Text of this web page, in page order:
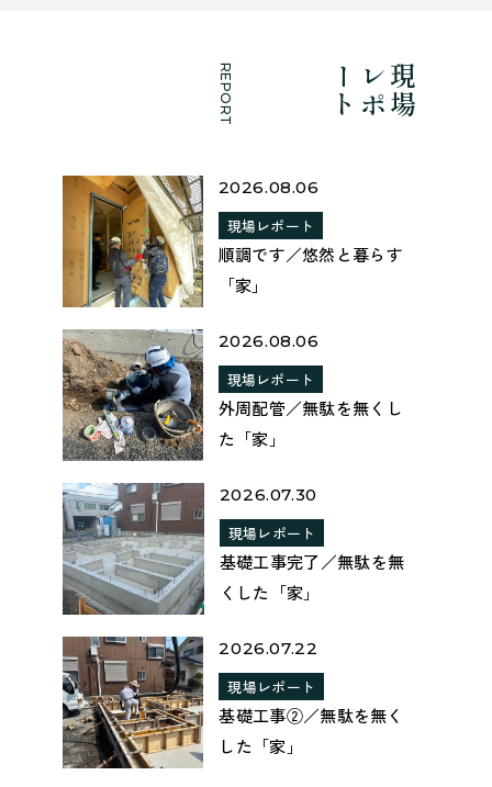
REPORT 現
場
レ
ポ
ー
ト
2026.08.06
現場レポート
順調です／悠然と暮らす
「家」
2026.08.06
現場レポート
外周配管／無駄を無くし
た「家」
2026.07.30
現場レポート
基礎工事完了／無駄を無
くした「家」
2026.07.22
現場レポート
基礎工事②／無駄を無く
した「家」